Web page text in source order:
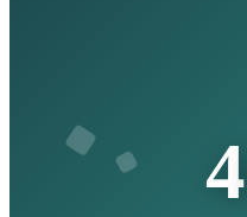
4